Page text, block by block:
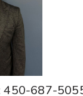
450-687-